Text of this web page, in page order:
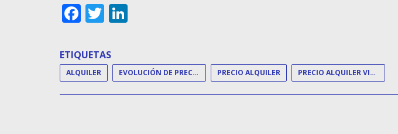
Facebook
Twitter
ETIQUETAS
ALQUILER EVOLUCIÓN DE PRECIOS PRECIO ALQUILER PRECIO ALQUILER VIVIENDA